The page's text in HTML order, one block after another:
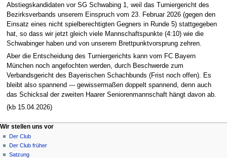
Abstiegskandidaten vor SG Schwabing 1, weil das Turniergericht des
Bezirksverbands unserem Einspruch vom 23. Februar 2026 (gegen den
Einsatz eines nicht spielberechtigten Gegners in Runde 5) stattgegeben
hat, so dass wir jetzt gleich viele Mannschaftspunkte (4:10) wie die
Schwabinger haben und von unserem Brettpunktvorsprung zehren.
Aber die Entscheidung des Turniergerichts kann vom FC Bayern
München noch angefochten werden, durch Beschwerde zum
Verbandsgericht des Bayerischen Schachbunds (Frist noch offen). Es
bleibt also spannend --- gewissermaßen doppelt spannend, denn auch
das Schicksal der zweiten Haarer Seniorenmannschaft hängt davon ab.
(kb 15.04.2026)
N
a
v
Seitenaktionen
Seite
Diskussion
Lesen
Meine Werkzeuge
Anmelden
Wir stellen uns vor
Der Club
Der Club früher
Satzung